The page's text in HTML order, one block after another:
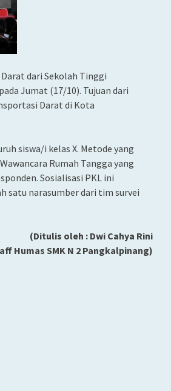
dari Sekolah Tinggi
Jumat (17/10). Tujuan dari
Darat di Kota
siswa/i kelas X. Metode yang
Rumah Tangga yang
Sosialisasi PKL ini
satu narasumber dari tim survei
(Ditulis oleh : Dwi Cahya Rini
Humas SMK N 2 Pangkalpinang)